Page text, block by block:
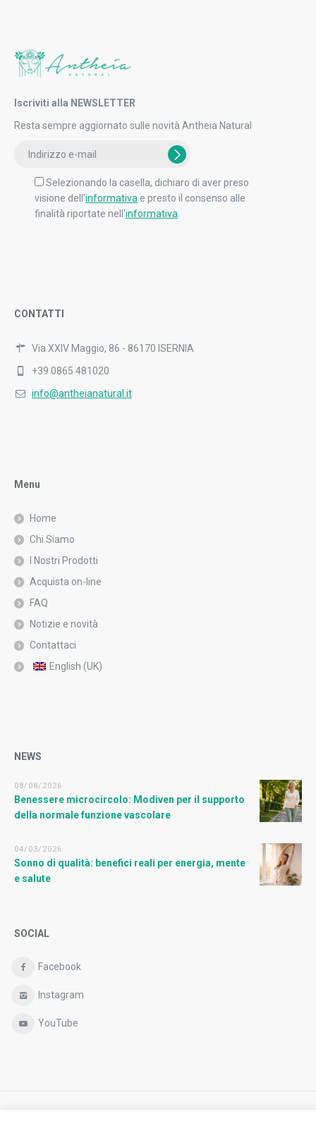
Iscriviti alla NEWSLETTER
Resta sempre aggiornato sulle novità Antheia Natural
Selezionando la casella, dichiaro di aver preso
visione dell'informativa e presto il consenso alle
finalità riportate nell'informativa.
CONTATTI
Via XXIV Maggio, 86 - 86170 ISERNIA
+39 0865 481020
info@antheianatural.it
Menu
Home
Chi Siamo
I Nostri Prodotti
Acquista on-line
FAQ
Notizie e novità
Contattaci
English (UK)
NEWS
08/08/2026
Benessere microcircolo: Modiven per il supporto
della normale funzione vascolare
04/03/2026
Sonno di qualità: benefici reali per energia, mente
e salute
SOCIAL
Facebook
Instagram
YouTube